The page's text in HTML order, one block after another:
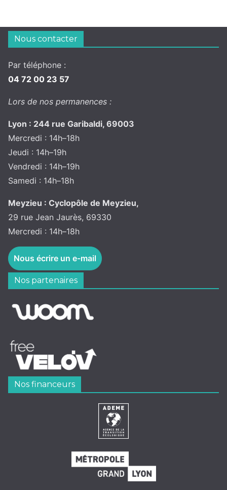
Nous contacter
Par téléphone :
04 72 00 23 57
Lors de nos permanences :
Lyon : 244 rue Garibaldi, 69003
Mercredi : 14h–18h
Jeudi : 14h–19h
Vendredi : 14h–19h
Samedi : 14h–18h
Meyzieu : Cyclopôle de Meyzieu,
29 rue Jean Jaurès, 69330
Mercredi : 14h–18h
Nous écrire un e-mail
Nos partenaires
Nos financeurs